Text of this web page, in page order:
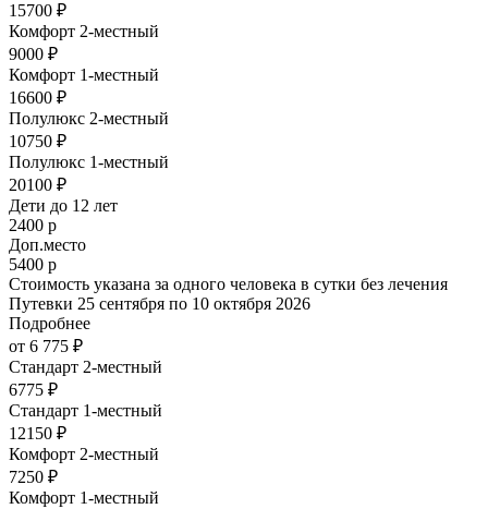
15700 ₽
Комфорт 2-местный
9000 ₽
Комфорт 1-местный
16600 ₽
Полулюкс 2-местный
10750 ₽
Полулюкс 1-местный
20100 ₽
Дети до 12 лет
2400 р
Доп.место
5400 р
Стоимость указана за одного человека в сутки без лечения
Путевки 25 сентября по 10 октября 2026
Подробнее
от 6 775 ₽
Стандарт 2-местный
6775 ₽
Стандарт 1-местный
12150 ₽
Комфорт 2-местный
7250 ₽
Комфорт 1-местный